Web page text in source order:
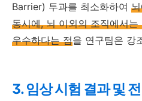
Barrier) 투과를 최소화하여
동시에, 뇌 이외의 조직에서
우수하다는 점을 연구팀은 강
3. 임상 시험 결과 및